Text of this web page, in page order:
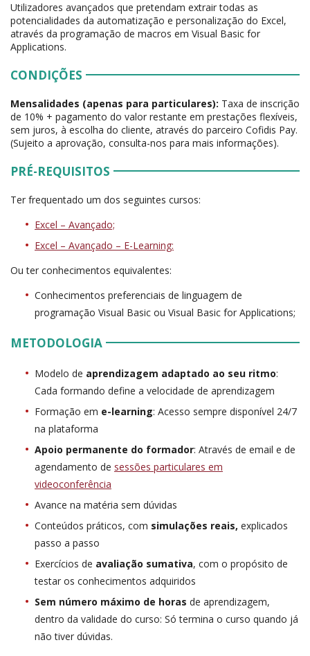
Utilizadores avançados que pretendam extrair todas as
potencialidades da automatização e personalização do Excel,
através da programação de macros em Visual Basic for
Applications.
CONDIÇÕES
Mensalidades (apenas para particulares): Taxa de inscrição
de 10% + pagamento do valor restante em prestações flexíveis,
sem juros, à escolha do cliente, através do parceiro Cofidis Pay.
(Sujeito a aprovação, consulta-nos para mais informações).
PRÉ-REQUISITOS
Ter frequentado um dos seguintes cursos:
Excel – Avançado;
Excel – Avançado – E-Learning:
Ou ter conhecimentos equivalentes:
Conhecimentos preferenciais de linguagem de
programação Visual Basic ou Visual Basic for Applications;
METODOLOGIA
Modelo de aprendizagem adaptado ao seu ritmo:
Cada formando define a velocidade de aprendizagem
Formação em e-learning: Acesso sempre disponível 24/7
na plataforma
Apoio permanente do formador: Através de email e de
agendamento de sessões particulares em
videoconferência
Avance na matéria sem dúvidas
Conteúdos práticos, com simulações reais, explicados
passo a passo
Exercícios de avaliação sumativa, com o propósito de
testar os conhecimentos adquiridos
Sem número máximo de horas de aprendizagem,
dentro da validade do curso: Só termina o curso quando já
não tiver dúvidas.